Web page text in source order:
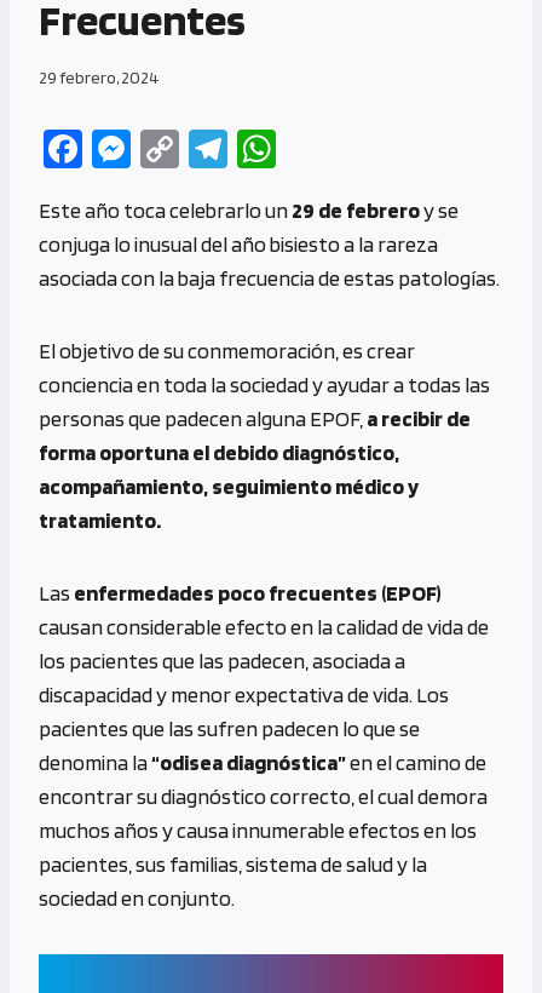
Frecuentes
29 febrero, 2024
Fa
b
o
k
M
se
n
er
C
py
Li
n
k
Te
gr
a
at
s
p
p
Este año toca celebrarlo un29 de febreroy se
conjuga lo inusual del año bisiesto a la rareza
asociada con la baja frecuencia de estas patologías.
El objetivo de su conmemoración, es crear
conciencia en toda la sociedad y ayudar a todas las
personas que padecen alguna EPOF, a recibir de
forma oportuna el debido diagnóstico,
acompañamiento, seguimiento médico y
tratamiento.
Las enfermedades poco frecuentes (EPOF)
causan considerable efecto en la calidad de vida de
los pacientes que las padecen, asociada a
discapacidad y menor expectativa de vida. Los
pacientes que las sufren padecen lo que se
denomina la“odisea diagnóstica”en el camino de
encontrar su diagnóstico correcto, el cual demora
muchos años y causa innumerable efectos en los
pacientes, sus familias, sistema de salud y la
sociedad en conjunto.